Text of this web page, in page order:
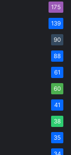
175
139
90
88
61
60
41
38
35